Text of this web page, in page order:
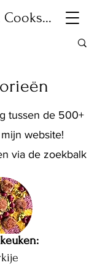
Cooks...
tussen de 500+
website!
via de zoekbalk